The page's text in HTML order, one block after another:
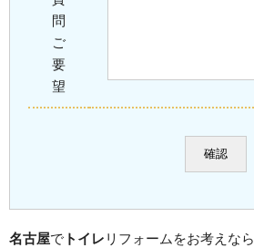
問
ご
要
望
名古屋で トイレ リフォームをお考えなら